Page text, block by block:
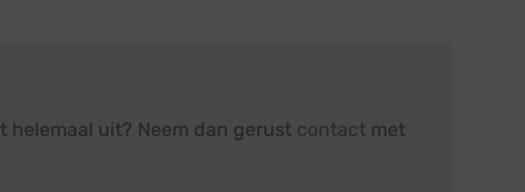
helemaal uit? Neem dan gerust contactmet